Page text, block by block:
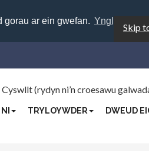
gorau ar ein gwefan. Ynglŷn â
Skip
Cyswllt (rydyn ni’n croesawu
TRYLOYWDER DWEUD